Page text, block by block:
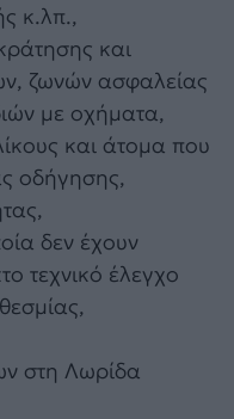
κ.λπ.,
και
ζωνών ασφαλείας
με οχήματα,
και άτομα που
οδήγησης,
δεν έχουν
τεχνικό έλεγχο
στη Λωρίδα